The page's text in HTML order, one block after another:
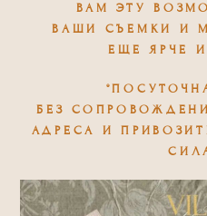
ВАМ ЭТУ
ВАШИ СЪЕМКИ И
ЕЩЕ ЯРЧЕ
БЕЗ
АДРЕСА И